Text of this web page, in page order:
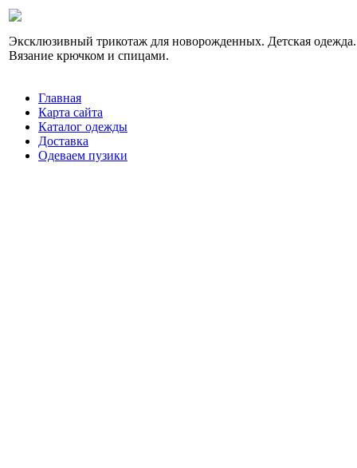
Эксклюзивный трикотаж для новорожденных. Детская одежда.
Вязание крючком и спицами.
Главная
Карта сайта
Каталог одежды
Доставка
Одеваем пузики